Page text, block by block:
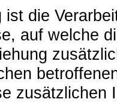
ist die
auf welche
zusätzlichen